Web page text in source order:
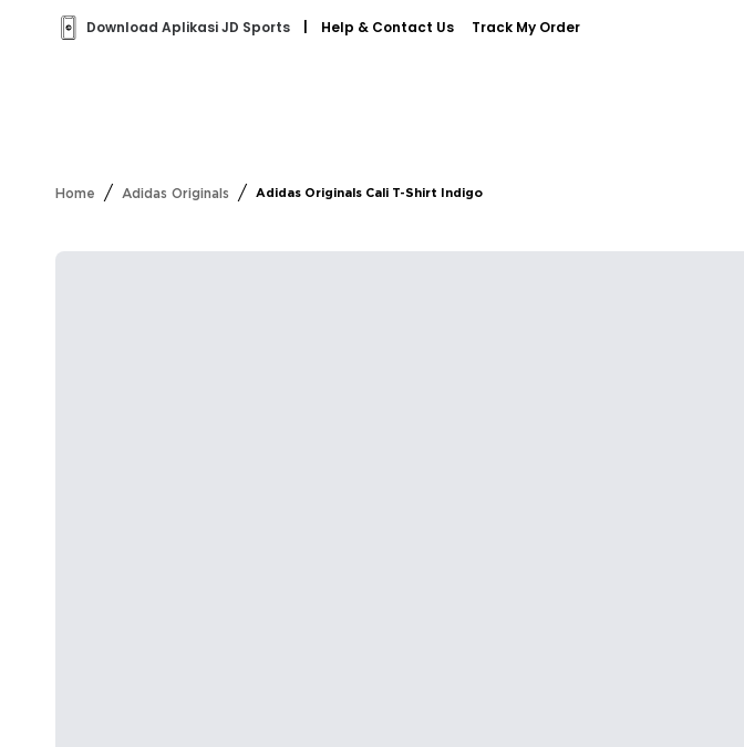
Download Aplikasi JD Sports Help & Contact Us Track My Order
Home / Adidas Originals / Adidas Originals Cali T-Shirt Indigo